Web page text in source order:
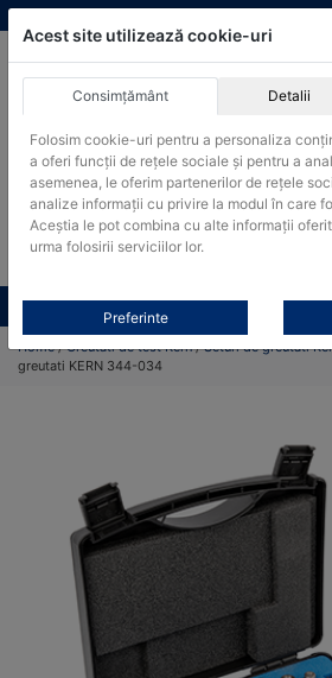
Skip
to
Produsele pot fi achizitionate si in
Products
search
Toate produsele
Home/Greutati de test Kern/Seturi de greutati
greutati KERN 344-034
Acest site utilizează cookie-uri
Consimțământ Detalii
Folosim cookie-uri pentru a personaliza
a oferi funcții de rețele sociale și pentru a
asemenea, le oferim partenerilor de rețele
analize informații cu privire la modul în care
Aceștia le pot combina cu alte informații
urma folosirii serviciilor lor.
Preferinte